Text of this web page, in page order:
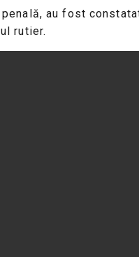
au fost
rutier.